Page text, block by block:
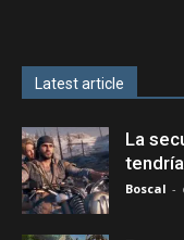
Latest article
La
Boscal -